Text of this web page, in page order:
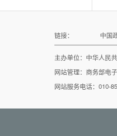
链接： 中国
主办单位：中华人
网站管理：商务部电
网站服务电话：010-